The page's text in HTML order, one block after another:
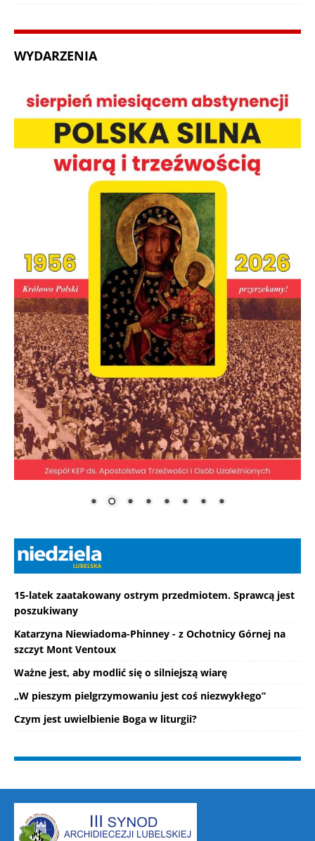
WYDARZENIA
15-latek zaatakowany ostrym przedmiotem. Sprawcą jest
poszukiwany
Katarzyna Niewiadoma-Phinney - z Ochotnicy Górnej na
szczyt Mont Ventoux
Ważne jest, aby modlić się o silniejszą wiarę
„W pieszym pielgrzymowaniu jest coś niezwykłego”
Czym jest uwielbienie Boga w liturgii?